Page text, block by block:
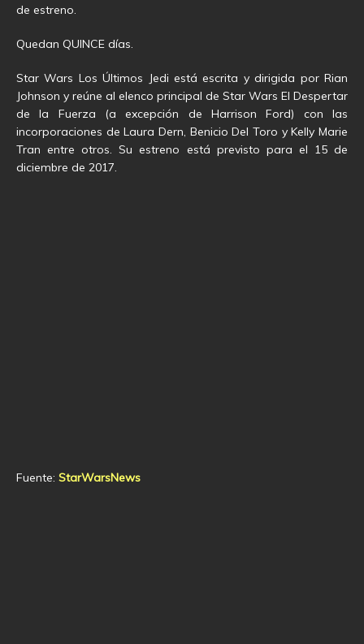
de estreno.
Quedan QUINCE días.
Star Wars Los Últimos Jedi está escrita y dirigida por Rian
Johnson y reúne al elenco principal de Star Wars El Despertar
de la Fuerza (a excepción de Harrison Ford) con las
incorporaciones de Laura Dern, Benicio Del Toro y Kelly Marie
Tran entre otros. Su estreno está previsto para el 15 de
diciembre de 2017.
Fuente: StarWarsNews